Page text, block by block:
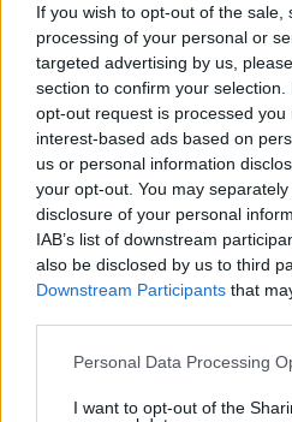
If you wish to opt-out of the
processing of your personal or
targeted advertising by us,
section to confirm your
opt-out request is processed you
interest-based ads based on
us or personal information
your opt-out. You may
disclosure of your personal
IAB’s list of downstream
also be disclosed by us to third
Downstream Participants that
Please note that this website/
not limited to your visit or usage
Personal Data Processing
I want to opt-out of the
Thema Insights